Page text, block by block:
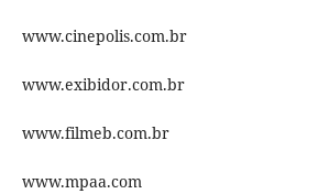
www.cinepolis.com.br
www.exibidor.com.br
www.filmeb.com.br
www.mpaa.com